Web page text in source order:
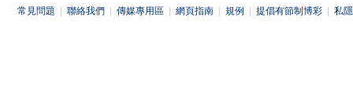
常見問題 聯絡我們 傳媒專用區 網頁指南 規例 提倡有節制博彩 私